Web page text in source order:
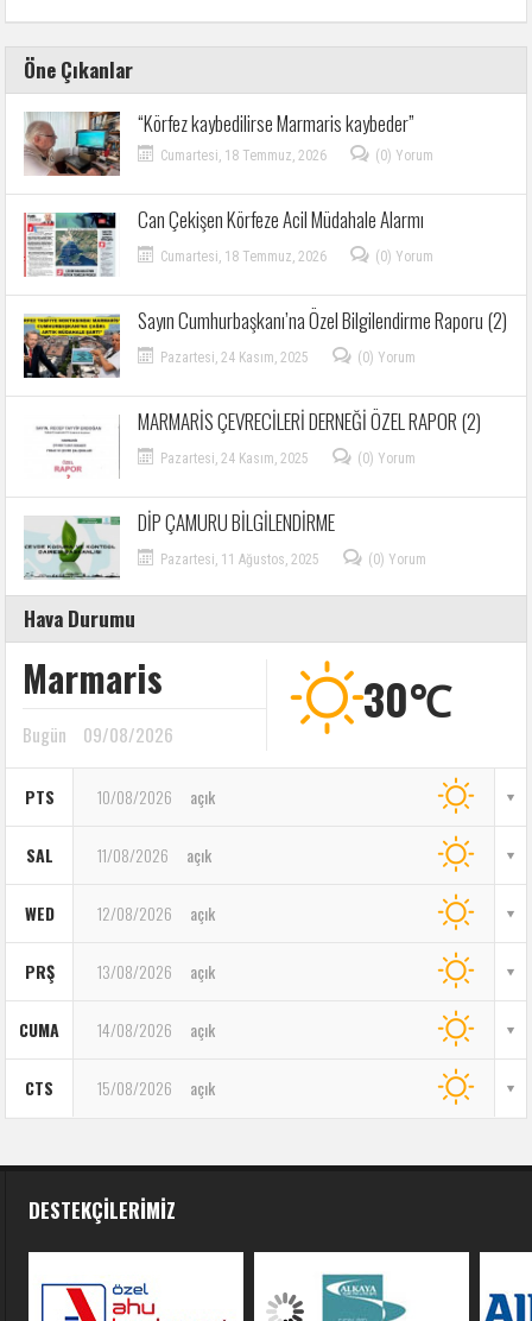
Öne Çıkanlar
“Körfez kaybedilirse Marmaris kaybeder”
Cumartesi, 18 Temmuz, 2026 (0) Yorum
Can Çekişen Körfeze Acil Müdahale Alarmı
Cumartesi, 18 Temmuz, 2026 (0) Yorum
Sayın Cumhurbaşkanı’na Özel Bilgilendirme Raporu (2)
Pazartesi, 24 Kasım, 2025 (0) Yorum
MARMARİS ÇEVRECİLERİ DERNEĞİ ÖZEL RAPOR (2)
Pazartesi, 24 Kasım, 2025 (0) Yorum
DİP ÇAMURU BİLGİLENDİRME
Pazartesi, 11 Ağustos, 2025 (0) Yorum
Hava Durumu
Marmaris
Bugün 09/08/2026
30℃
PTS 10/08/2026 açık
SAL 11/08/2026 açık
WED 12/08/2026 açık
PRŞ 13/08/2026 açık
CUMA 14/08/2026 açık
CTS 15/08/2026 açık
DESTEKÇILERIMIZ